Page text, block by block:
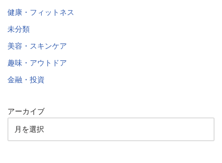
健康・フィットネス
未分類
美容・スキンケア
趣味・アウトドア
金融・投資
アーカイブ